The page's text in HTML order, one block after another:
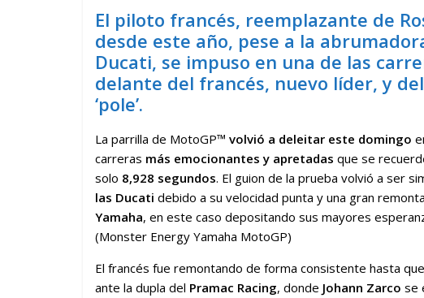
El piloto francés, reemplazante de
desde este año, pese a la
Ducati, se impuso en una de las
delante del francés, nuevo líder, y
‘pole’.
La parrilla de MotoGP™ volvió a deleitar este domingo
carreras más emocionantes y apretadas que se
solo 8,928 segundos. El guion de la prueba volvió a ser
las Ducati debido a su velocidad punta y una gran
Yamaha, en este caso depositando sus mayores
(Monster Energy Yamaha MotoGP)
El francés fue remontando de forma consistente hasta
ante la dupla del Pramac Racing, donde Johann Zarco se